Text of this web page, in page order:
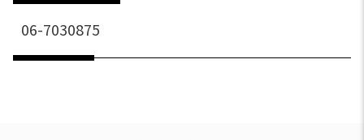
06-7030875